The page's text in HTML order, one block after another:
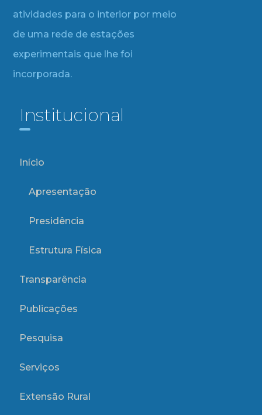
atividades para o interior por meio
de uma rede de estações
experimentais que lhe foi
incorporada.
Institucional
Início
Apresentação
Presidência
Estrutura Física
Transparência
Publicações
Pesquisa
Serviços
Extensão Rural